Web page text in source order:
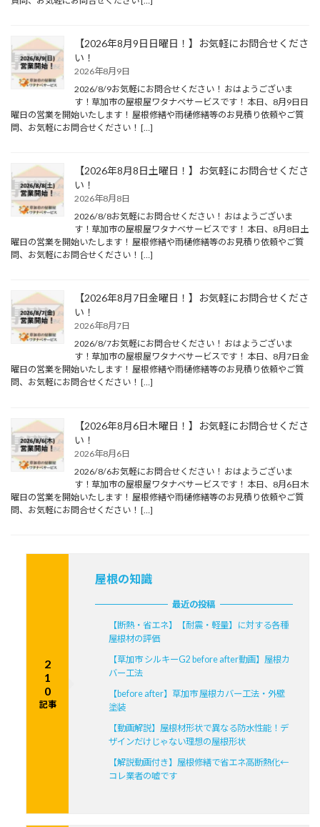
【2026年8月9日日曜日！】お気軽にお問合せくださ
い！
2026年8月9日
2026/8/9お気軽にお問合せください！ おはようございま
す！草加市の屋根屋ワタナベサービスです！ 本日、8月9日日
曜日の営業を開始いたします！ 屋根修繕や雨樋修繕等のお見積り依頼やご質
問、お気軽にお問合せください！ […]
【2026年8月8日土曜日！】お気軽にお問合せくださ
い！
2026年8月8日
2026/8/8お気軽にお問合せください！ おはようございま
す！草加市の屋根屋ワタナベサービスです！ 本日、8月8日土
曜日の営業を開始いたします！ 屋根修繕や雨樋修繕等のお見積り依頼やご質
問、お気軽にお問合せください！ […]
【2026年8月7日金曜日！】お気軽にお問合せくださ
い！
2026年8月7日
2026/8/7お気軽にお問合せください！ おはようございま
す！草加市の屋根屋ワタナベサービスです！ 本日、8月7日金
曜日の営業を開始いたします！ 屋根修繕や雨樋修繕等のお見積り依頼やご質
問、お気軽にお問合せください！ […]
【2026年8月6日木曜日！】お気軽にお問合せくださ
い！
2026年8月6日
2026/8/6お気軽にお問合せください！ おはようございま
す！草加市の屋根屋ワタナベサービスです！ 本日、8月6日木
曜日の営業を開始いたします！ 屋根修繕や雨樋修繕等のお見積り依頼やご質
問、お気軽にお問合せください！ […]
2
1
0
記事
屋根の知識
最近の投稿
【断熱・省エネ】【耐震・軽量】に対する各種
屋根材の評価
【草加市 シルキーG2 before after動画】屋根カ
バー工法
【before after】草加市 屋根カバー工法・外壁
塗装
【動画解説】屋根材形状で異なる防水性能！デ
ザインだけじゃない理想の屋根形状
【解説動画付き】屋根修繕で省エネ高断熱化←
コレ業者の嘘です